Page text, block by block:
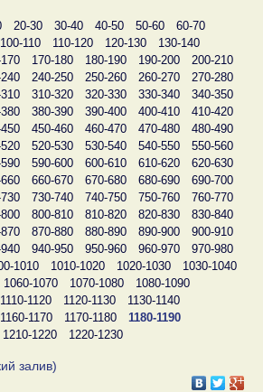
20-30 30-40 40-50 50-60
60-70
100-110 110-120 120-130
130-140
170-180 180-190 190-200
200-210
240-250 250-260 260-270
270-280
310-320 320-330 330-340
340-350
380-390 390-400 400-410
410-420
450-460 460-470 470-480
480-490
520-530 530-540 540-550
550-560
590-600 600-610 610-620
620-630
660-670 670-680 680-690
690-700
730-740 740-750 750-760
760-770
800-810 810-820 820-830
830-840
870-880 880-890 890-900
900-910
940-950 950-960 960-970
970-980
1010 1010-1020 1020-1030
1030-1040
1060-1070 1070-1080
1080-1090
1110-1120 1120-1130
1130-1140
1160-1170 1170-1180
1180-1190
1210-1220 1220-1230
залив)